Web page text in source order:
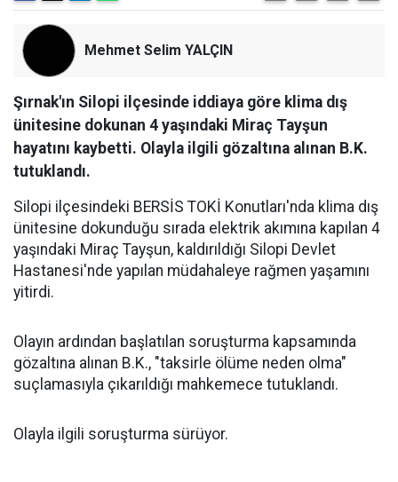
Mehmet Selim YALÇIN
Şırnak'ın Silopi ilçesinde iddiaya göre klima dış
ünitesine dokunan 4 yaşındaki Miraç Tayşun
hayatını kaybetti. Olayla ilgili gözaltına alınan B.K.
tutuklandı.
Silopi ilçesindeki BERSİS TOKİ Konutları'nda klima dış
ünitesine dokunduğu sırada elektrik akımına kapılan 4
yaşındaki Miraç Tayşun, kaldırıldığı Silopi Devlet
Hastanesi'nde yapılan müdahaleye rağmen yaşamını
yitirdi.
Olayın ardından başlatılan soruşturma kapsamında
gözaltına alınan B.K., "taksirle ölüme neden olma"
suçlamasıyla çıkarıldığı mahkemece tutuklandı.
Olayla ilgili soruşturma sürüyor.